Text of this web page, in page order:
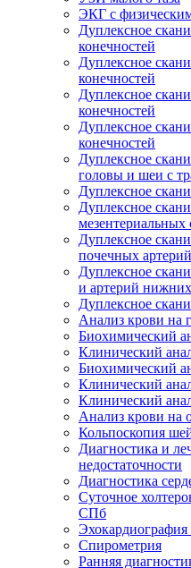
ЭКГ с
Дуплексное
конечностей
Дуплексное
конечностей
Дуплексное
конечностей
Дуплексное
конечностей
Дуплексное
головы и шеи с
Дуплексное
Дуплексное
мезентериальных
Дуплексное
почечных артерий
Дуплексное
и артерий
Дуплексное
Анализ крови на
Биохимический
Клинический
Биохимический
Клинический
Клинический
Анализ крови на
Кольпоскопия
Диагностика и
недостаточности
Диагностика
Суточное
СПб
Спирометрия
Ранняя